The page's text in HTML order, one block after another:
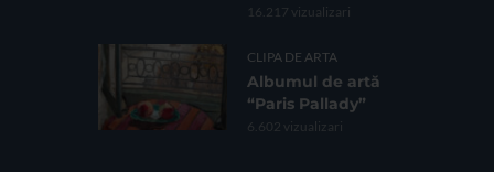
16.217 vizualizari
CLIPA DE ARTA
Albumul de artă
“Paris Pallady”
6.602 vizualizari